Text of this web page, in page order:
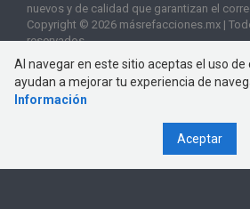
nuevos y de calidad que garantizan el
Copyright © 2026 másrefacciones.mx |
reservados
Al navegar en este sitio aceptas el uso de
ayudan a mejorar tu experiencia de
Información
Aceptar